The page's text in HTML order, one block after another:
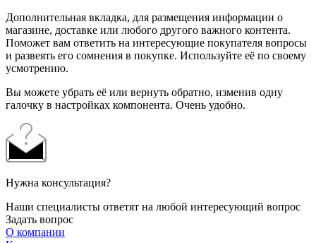
Дополнительная вкладка, для размещения информации о
магазине, доставке или любого другого важного контента.
Поможет вам ответить на интересующие покупателя вопросы
и развеять его сомнения в покупке. Используйте её по своему
усмотрению.
Вы можете убрать её или вернуть обратно, изменив одну
галочку в настройках компонента. Очень удобно.
Нужна консультация?
Наши специалисты ответят на любой интересующий вопрос
Задать вопрос
О компании